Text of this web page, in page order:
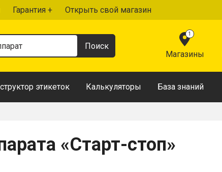
Гарантия + Открыть свой магазин
1
Магазины
этикеток Калькуляторы База знаний
«Старт-стоп»